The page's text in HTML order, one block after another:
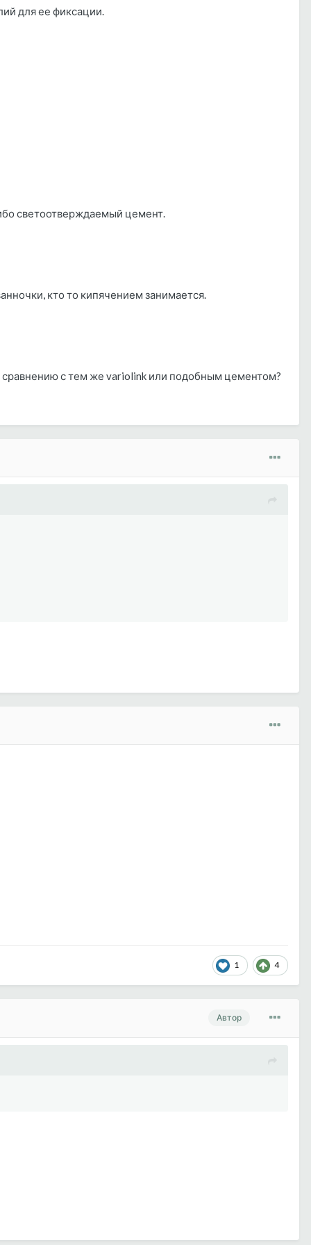
для ее фиксации.
светоотверждаемый цемент.
кто то кипячением занимается.
сравнению с тем же variolink или подобным цементом?
1 4
Автор